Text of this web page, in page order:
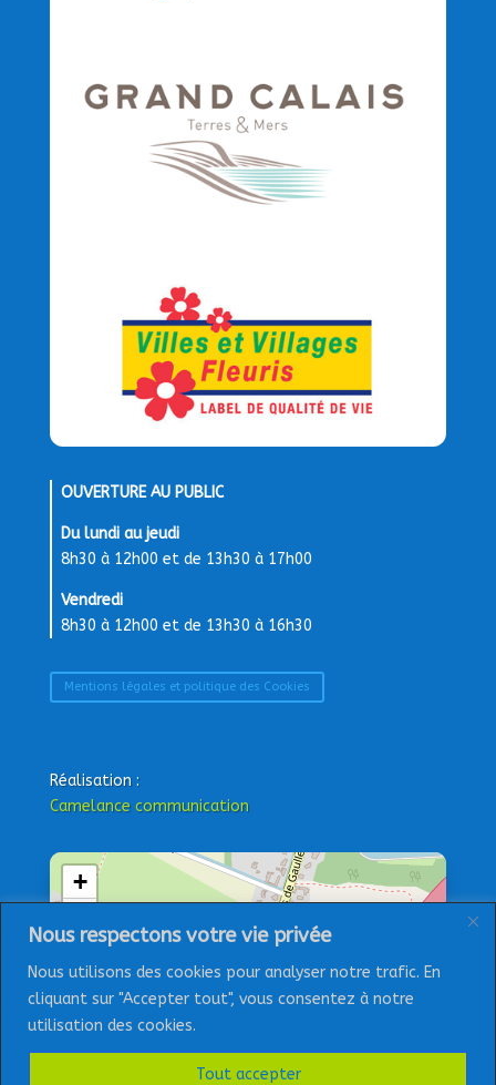
Nous respectons votre vie privée
Nous utilisons des cookies pour analyser notre trafic. En
cliquant sur "Accepter tout", vous consentez à notre
utilisation des cookies.
Tout accepter
OUVERTURE AU PUBLIC
Du lundi au jeudi
8h30 à 12h00 et de 13h30 à 17h00
Vendredi
8h30 à 12h00 et de 13h30 à 16h30
Mentions légales et politique des Cookies
Réalisation :
Camelance communication
+